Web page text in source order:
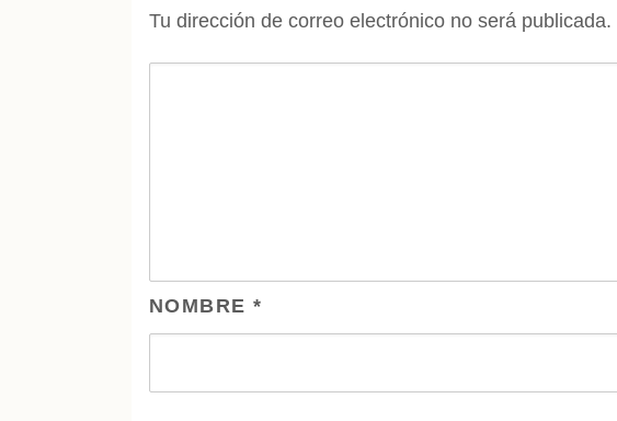
Tu dirección de correo electrónico no será publicada.
NOMBRE *